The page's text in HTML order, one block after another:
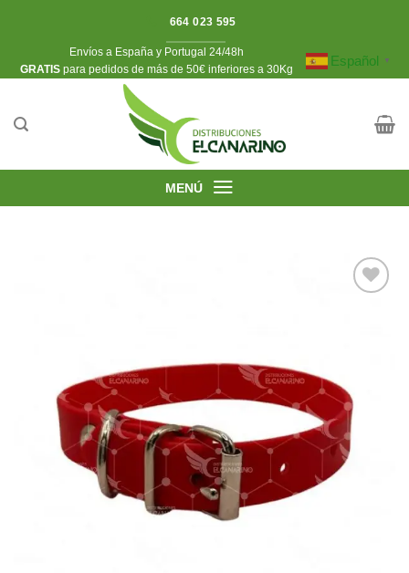
664 023 595
Envíos a España y Portugal 24/48h
​GRATIS para pedidos de más de 50€ inferiores a 30Kg
Español ▼
MENÚ
deseos